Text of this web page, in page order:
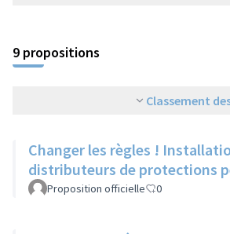
9 propositions
Classement
Changer les règles !
distributeurs de protections
Proposition officielle 0